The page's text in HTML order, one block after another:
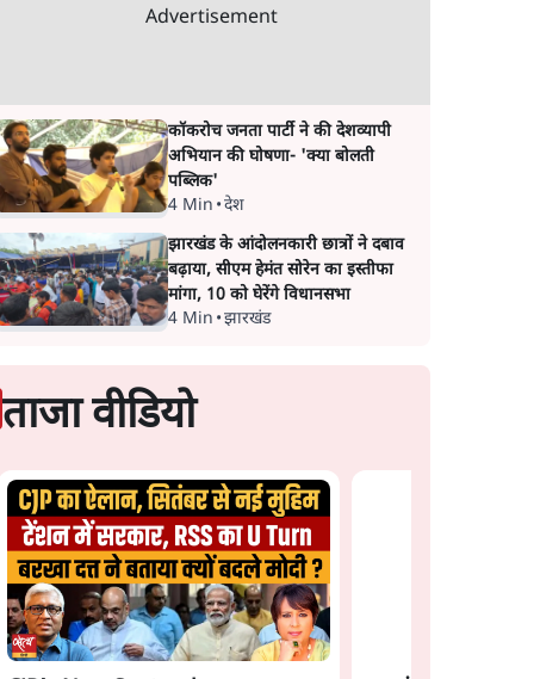
Advertisement
कॉकरोच जनता पार्टी ने की देशव्यापी
अभियान की घोषणा- 'क्या बोलती
पब्लिक'
4 Min •देश
झारखंड के आंदोलनकारी छात्रों ने दबाव
बढ़ाया, सीएम हेमंत सोरेन का इस्तीफा
मांगा, 10 को घेरेंगे विधानसभा
4 Min •झारखंड
ताजा वीडियो